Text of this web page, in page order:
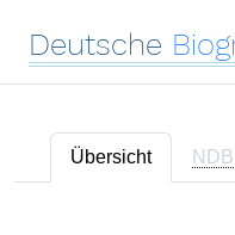
Deutsche
Übersicht NDB